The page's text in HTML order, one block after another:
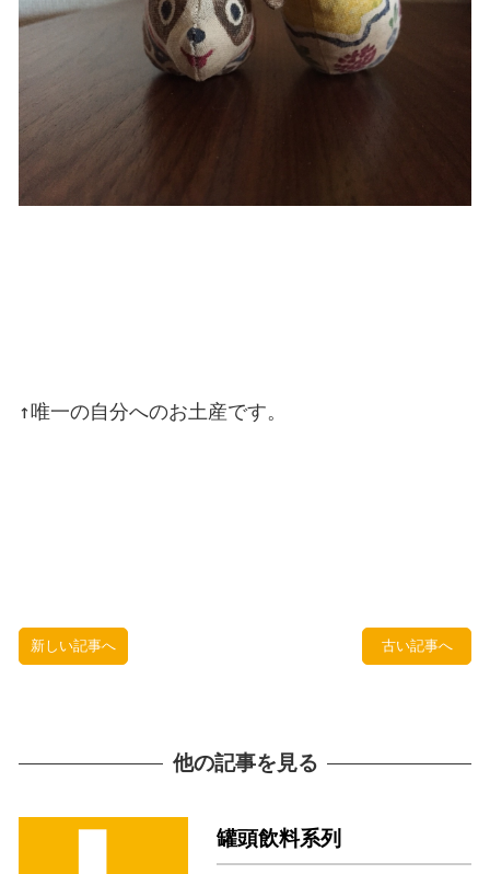
↑唯一の自分へのお土産です。
新しい記事へ 古い記事へ
他の記事を見る
罐頭飲料系列